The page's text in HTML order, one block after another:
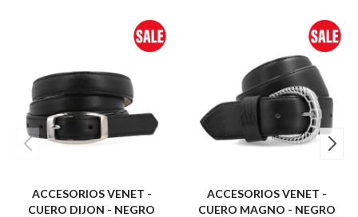
ACCESORIOS VENET -
CUERO DIJON - NEGRO
ACCESORIOS VENET -
CUERO MAGNO - NEGRO